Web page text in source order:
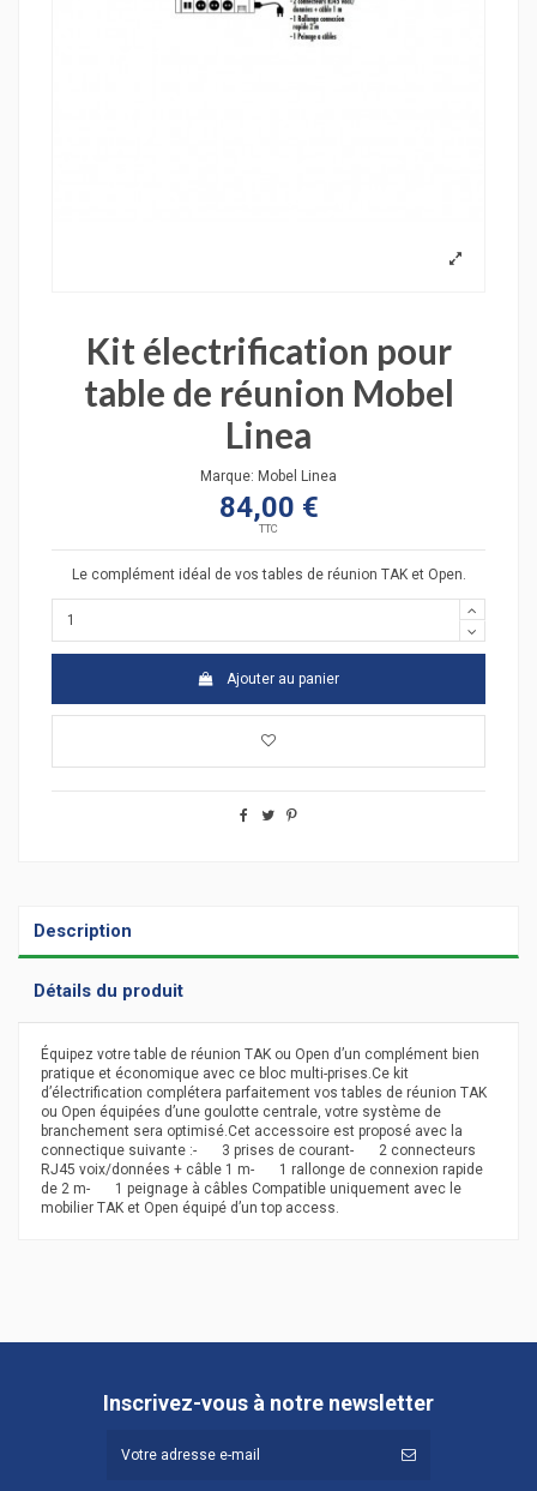
Kit électrification pour
table de réunion Mobel
Linea
Marque: Mobel Linea
84,00 €
TTC
Le complément idéal de vos tables de réunion TAK et Open.
Ajouter au panier
Description
Détails du produit
Équipez votre table de réunion TAK ou Open d’un complément bien
pratique et économique avec ce bloc multi-prises.Ce kit
d’électrification complétera parfaitement vos tables de réunion TAK
ou Open équipées d’une goulotte centrale, votre système de
branchement sera optimisé.Cet accessoire est proposé avec la
connectique suivante :- 3 prises de courant- 2 connecteurs
RJ45 voix/données + câble 1 m- 1 rallonge de connexion rapide
de 2 m- 1 peignage à câbles Compatible uniquement avec le
mobilier TAK et Open équipé d’un top access.
Inscrivez-vous à notre newsletter